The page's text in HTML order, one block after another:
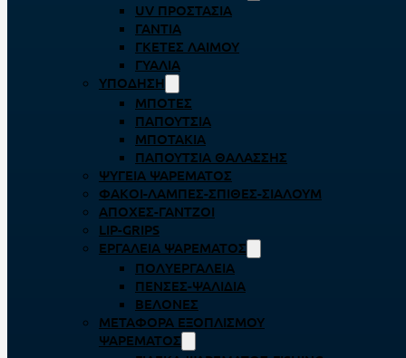
UV ΠΡΟΣΤΑΣΊΑ
ΓΆΝΤΙΑ
ΓΚΈΤΕΣ ΛΑΊΜΟΥ
ΓΥΑΛΙΆ
ΥΠΌΔΗΣΗ
ΜΠΌΤΕΣ
ΠΑΠΟΎΤΣΙΑ
ΜΠΟΤΆΚΙΑ
ΠΑΠΟΎΤΣΙΑ ΘΑΛΆΣΣΗΣ
ΨΥΓΕΊΑ ΨΑΡΈΜΑΤΟΣ
ΦΑΚΟΊ-ΛΆΜΠΕΣ-ΣΠΊΘΕΣ-ΣΊΑΛΟΥΜ
ΑΠΌΧΕΣ-ΓΆΝΤΖΟΙ
LIP-GRIPS
EΡΓΑΛΕΊΑ ΨΑΡΈΜΑΤΟΣ
ΠΟΛΥΕΡΓΑΛΕΊΑ
ΠΈΝΣΕΣ-ΨΑΛΊΔΙΑ
ΒΕΛΌΝΕΣ
ΜΕΤΑΦΟΡΆ ΕΞΟΠΛΙΣΜΟΎ
ΨΑΡΈΜΑΤΟΣ